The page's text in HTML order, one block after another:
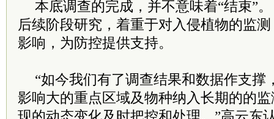
本底调查的完成，并不意味着“结束”
后续阶段研究，着重于对入侵植物的监
影响，为防控提供支持。
“如今我们有了调查结果和数据作支撑
影响大的重点区域及物种纳入长期的的